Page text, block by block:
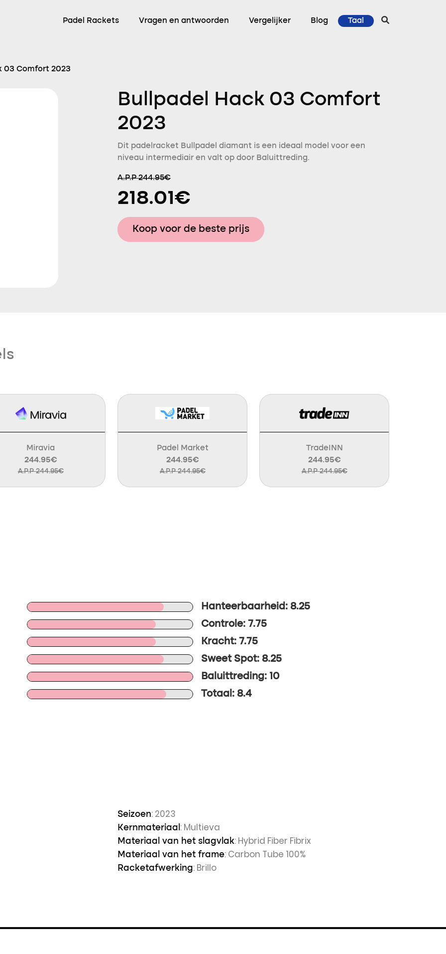
Padel Rackets Vragen en antwoorden Vergelijker Blog Taal
03 Comfort 2023
Bullpadel Hack 03 Comfort
2023
Dit padelracket Bullpadel diamant is een ideaal model voor een
niveau intermediair en valt op door Baluittreding.
A.P.P 244.95€
218.01€
Koop voor de beste prijs
Miravia
244.95€
A.P.P 244.95€
Padel Market
244.95€
A.P.P 244.95€
TradeINN
244.95€
A.P.P 244.95€
Hanteerbaarheid: 8.25
Controle: 7.75
Kracht: 7.75
Sweet Spot: 8.25
Baluittreding: 10
Totaal: 8.4
Seizoen: 2023
Kernmateriaal : Multieva
Materiaal van het slagvlak: Hybrid Fiber Fibrix
Materiaal van het frame: Carbon Tube 100%
Racketafwerking: Brillo